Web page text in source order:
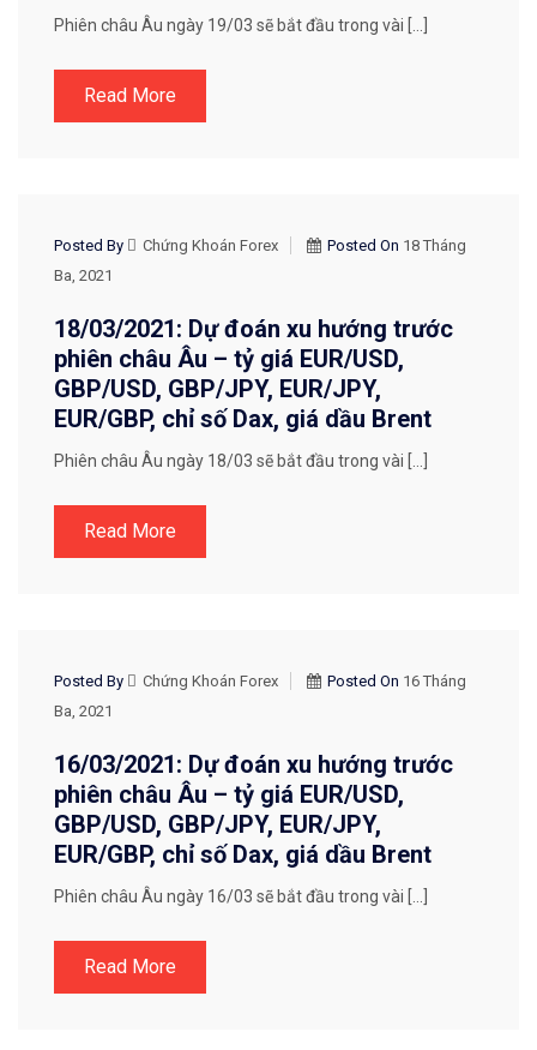
Phiên châu Âu ngày 19/03 sẽ bắt đầu trong vài […]
Read More
CHIẾN LƯỢC GIAO DỊCH
Posted By Chứng Khoán Forex Posted On 18 Tháng
Ba, 2021
18/03/2021: Dự đoán xu hướng trước
phiên châu Âu – tỷ giá EUR/USD,
GBP/USD, GBP/JPY, EUR/JPY,
EUR/GBP, chỉ số Dax, giá dầu Brent
Phiên châu Âu ngày 18/03 sẽ bắt đầu trong vài […]
Read More
CHIẾN LƯỢC GIAO DỊCH
Posted By Chứng Khoán Forex Posted On 16 Tháng
Ba, 2021
16/03/2021: Dự đoán xu hướng trước
phiên châu Âu – tỷ giá EUR/USD,
GBP/USD, GBP/JPY, EUR/JPY,
EUR/GBP, chỉ số Dax, giá dầu Brent
Phiên châu Âu ngày 16/03 sẽ bắt đầu trong vài […]
Read More